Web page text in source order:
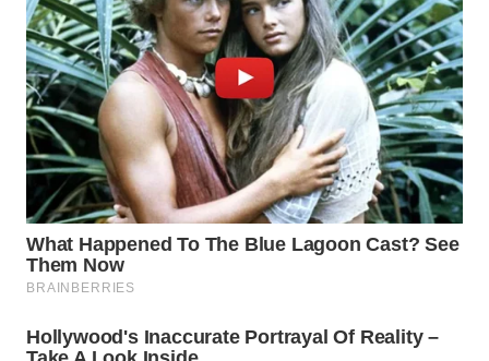
TINGGI
WN
PAKPAK
WN
KARAWANG
WN
BEKASI
BOGOR